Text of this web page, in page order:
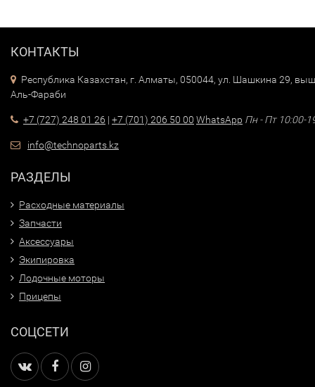
КОНТАКТЫ
Республика Казахстан, г. Алматы, 050044, ул. Шашкина 29,
Аль-Фараби
+7 (727) 248 01 26 | +7 (701) 206 50 00 WhatsApp Пн - Пт 10:00-
info@technoparts.kz
РАЗДЕЛЫ
Расходные материалы
Запчасти
Аксессуары
Экипировка
Лодочные моторы
Прицепы
СОЦСЕТИ